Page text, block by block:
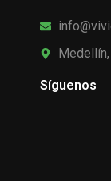
Síguenos